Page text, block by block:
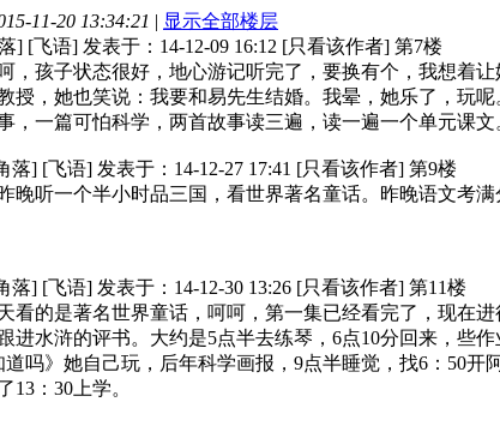
11-20 13:34:21 | 显示全部楼层
] [飞语] 发表于：14-12-09 16:12 [只看该作者] 第7楼
，孩子状态很好，地心游记听完了，要换有个，我想着
授，她也笑说：我要和易先生结婚。我晕，她乐了，玩
，一篇可怕科学，两首故事读三遍，读一遍一个单元课文
落] [飞语] 发表于：14-12-27 17:41 [只看该作者] 第9楼
晚听一个半小时品三国，看世界著名童话。昨晚语文考
落] [飞语] 发表于：14-12-30 13:26 [只看该作者] 第11楼
看的是著名世界童话，呵呵，第一集已经看完了，现在
进水浒的评书。大约是5点半去练琴，6点10分回来，些
吗》她自己玩，后年科学画报，9点半睡觉，找6：50
13：30上学。